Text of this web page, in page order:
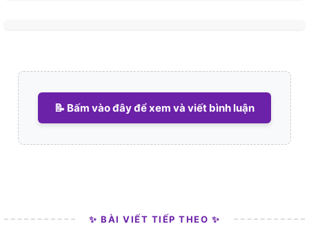
📝 Bấm vào đây để xem và viết bình luận
✨ BÀI VIẾT TIẾP THEO ✨